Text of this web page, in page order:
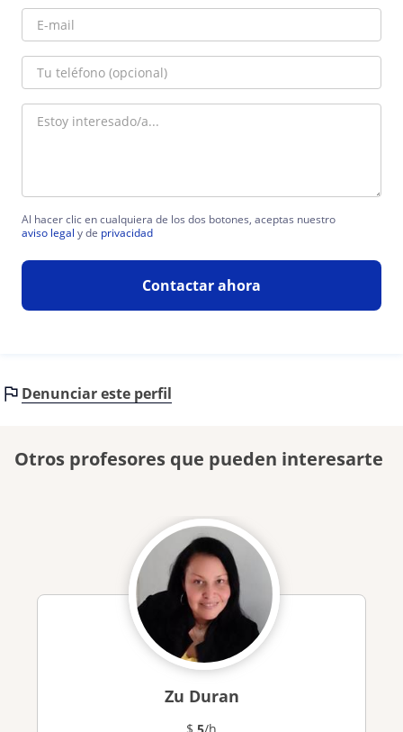
Al hacer clic en cualquiera de los dos botones, aceptas nuestro
aviso legal y de privacidad
Contactar ahora
Denunciar este perfil
Otros profesores que pueden interesarte
Zu Duran